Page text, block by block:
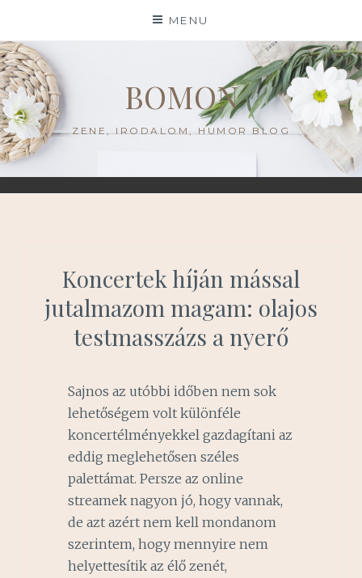
content
MENU
BOMON
ZENE, IRODALOM, HUMOR BLOG
Koncertek híján mással
jutalmazom magam: olajos
testmasszázs a nyerő
Sajnos az utóbbi időben nem sok
lehetőségem volt különféle
koncertélményekkel gazdagítani az
eddig meglehetősen széles
palettámat. Persze az online
streamek nagyon jó, hogy vannak,
de azt azért nem kell mondanom
szerintem, hogy mennyire nem
helyettesítik az élő zenét,